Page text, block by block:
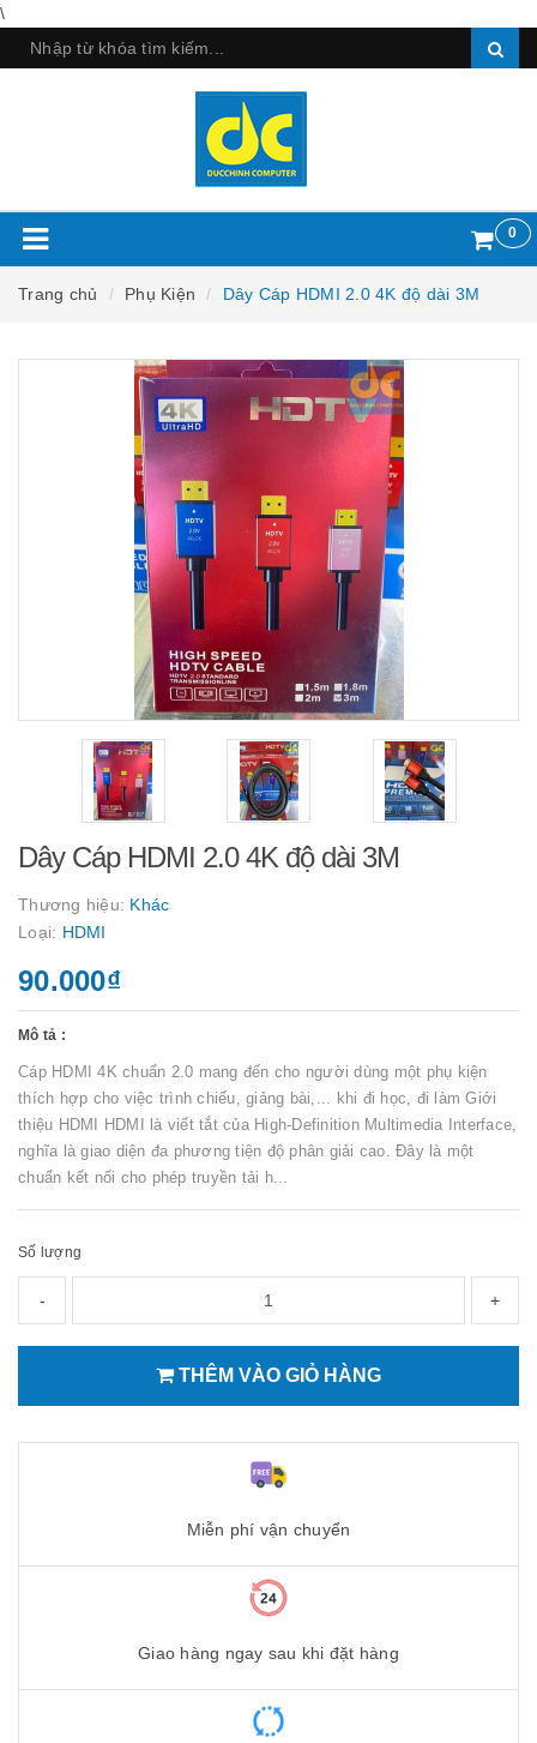
\
0
Trang chủ Phụ Kiện Dây Cáp HDMI 2.0 4K độ dài 3M
Dây Cáp HDMI 2.0 4K độ dài 3M
Thương hiệu: Khác
Loại: HDMI
90.000₫
Mô tả :
Cáp HDMI 4K chuẩn 2.0 mang đến cho người dùng một phụ kiện
thích hợp cho việc trình chiếu, giảng bài,... khi đi học, đi làm Giới
thiệu HDMI HDMI là viết tắt của High-Definition Multimedia Interface,
nghĩa là giao diện đa phương tiện độ phân giải cao. Đây là một
chuẩn kết nối cho phép truyền tải h...
Số lượng
- +
THÊM VÀO GIỎ HÀNG
Miễn phí vận chuyển
Giao hàng ngay sau khi đặt hàng